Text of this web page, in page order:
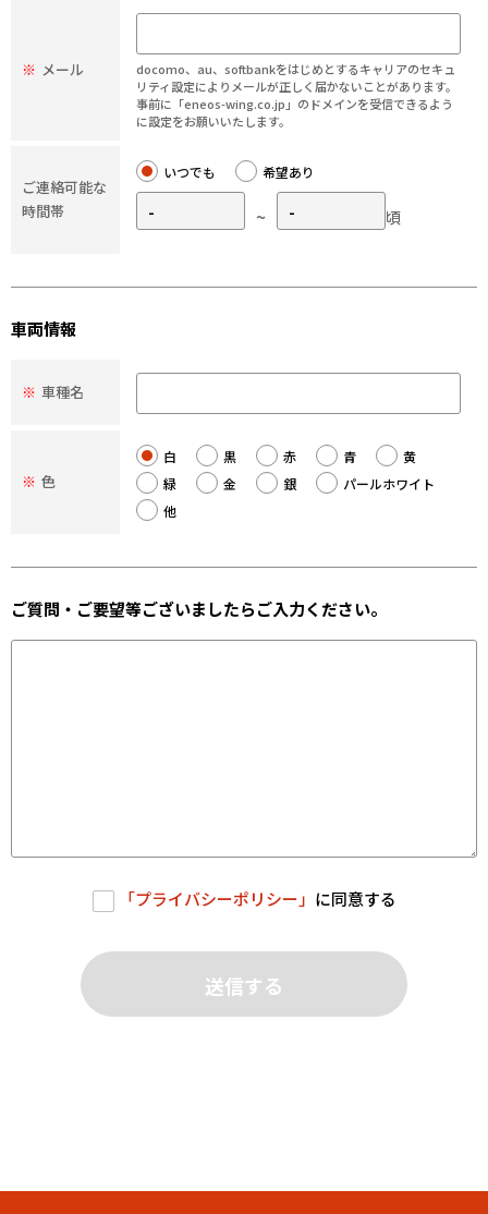
※ メール
docomo、au、softbankをはじめとするキャリアのセキュ
リティ設定によりメールが正しく届かないことがあります。
事前に「eneos-wing.co.jp」のドメインを受信できるよう
に設定をお願いいたします。
ご連絡可能な
時間帯
いつでも 希望あり
~ 頃
車両情報
※ 車種名
※ 色
白 黒 赤 青
黄
緑
金 銀
パールホワイト
他
ご質問・ご要望等ございましたらご入力ください。
「プライバシーポリシー 」 に同意する